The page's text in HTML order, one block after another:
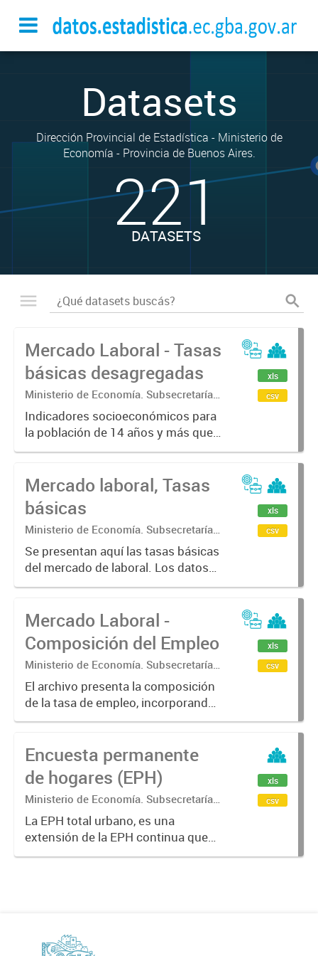
Datasets
Dirección Provincial de Estadística - Ministerio de
Economía - Provincia de Buenos Aires.
221
DATASETS
Mercado Laboral - Tasas
básicas desagregadas
Ministerio de Economía. Subsecretaría
de Coordinación Económica y
Estadística. Dirección Provincial de
Estadística.
Indicadores socioeconómicos para
la población de 14 años y más que
caracterizan la situación laboral de
básicos del mercado de trabajo
tales como tasas generales...
xls
csv
Mercado laboral, Tasas
básicas
Ministerio de Economía. Subsecretaría
de Coordinación Económica y
Estadística. Dirección Provincial de
Estadística.
Se presentan aquí las tasas básicas
del mercado de laboral. Los datos
fueron calculados en base a la
(EPH) para los 6 aglomerados
urbanos de la Provincia de
Buenos...
xls
csv
Mercado Laboral -
Composición del Empleo
Ministerio de Economía. Subsecretaría
de Coordinación Económica y
Estadística. Dirección Provincial de
Estadística.
El archivo presenta la composición
de la tasa de empleo, incorporando
información sobre las
ocupada. Incluye desagregaciones
según condición de asalariado,
calificación...
xls
csv
Encuesta permanente
de hogares (EPH)
Ministerio de Economía. Subsecretaría
de Coordinación Económica y
Estadística. Dirección Provincial de
Estadística.
La EPH total urbano, es una
extensión de la EPH continua que
incorpora aglomerados urbanos
xls
csv